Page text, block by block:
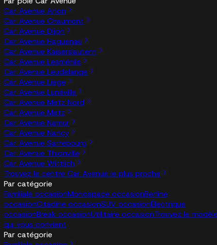
Car Avenue Arlon
Car Avenue Chaumont
Car Avenue Dijon
Car Avenue Haguenau
Car Avenue Kaiserslautern
Car Avenue Lesménils
Car Avenue Leudelange
Car Avenue Liege
Car Avenue Lunéville
Car Avenue Metz Nord
Car Avenue Metz
Car Avenue Namur
Car Avenue Nancy
Car Avenue Sarrebourg
Car Avenue Thionville
Car Avenue Wittlich
Trouvez le centre Car Avenue le plus proche
Par catégorie
Familiale occasionMonospace occasionBerline
occasionCitadine occasionSUV occasionÉlectrique
occasionBreak occasionUtilitaire occasionTrouvez le
qui vous convient
Par catégorie